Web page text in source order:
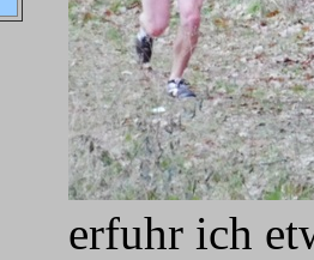
erfuhr ich